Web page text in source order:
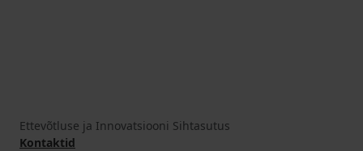
Ettevõtluse ja Innovatsiooni Sihtasutus
Kontaktid